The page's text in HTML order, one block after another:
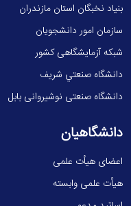
بنیاد نخبگان استان مازندران
سازمان امور دانشجویان
شبکه آزمایشگاهی کشور
دانشگاه صنعتي شريف
دانشگاه صنعتی نوشیروانی بابل
دانشگاهیان
اعضای هیأت علمی
هیأت علمی وابسته